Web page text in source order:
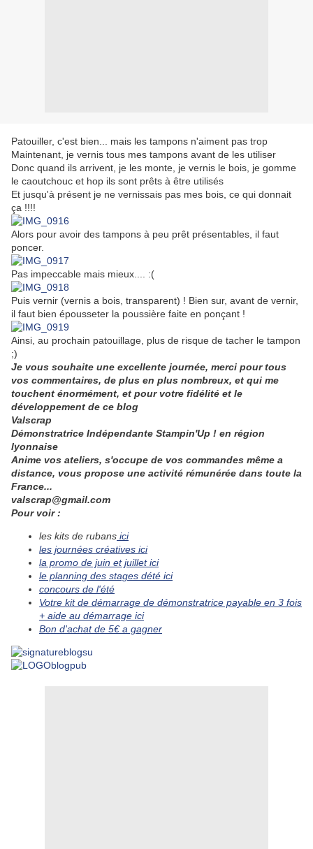
Patouiller, c'est bien... mais les tampons n'aiment pas trop
Maintenant, je vernis tous mes tampons avant de les utiliser
Donc quand ils arrivent, je les monte, je vernis le bois, je gomme
le caoutchouc et hop ils sont prêts à être utilisés
Et jusqu'à présent je ne vernissais pas mes bois, ce qui donnait
ça !!!!
Alors pour avoir des tampons à peu prêt présentables, il faut
poncer.
Pas impeccable mais mieux.... :(
Puis vernir (vernis a bois, transparent) ! Bien sur, avant de vernir,
il faut bien épousseter la poussière faite en ponçant !
Ainsi, au prochain patouillage, plus de risque de tacher le tampon
;)
Je vous souhaite une excellente journée, merci pour tous
vos commentaires, de plus en plus nombreux, et qui me
touchent énormément, et pour votre fidélité et le
développement de ce blog
Valscrap
Démonstratrice Indépendante Stampin'Up ! en région
lyonnaise
Anime vos ateliers, s'occupe de vos commandes même a
distance, vous propose une activité rémunérée dans toute la
France...
valscrap@gmail.com
Pour voir :
les kits de rubans ici
les journées créatives ici
la promo de juin et juillet ici
le planning des stages dété ici
concours de l'été
Votre kit de démarrage de démonstratrice payable en 3 fois
+ aide au démarrage ici
Bon d'achat de 5€ a gagner